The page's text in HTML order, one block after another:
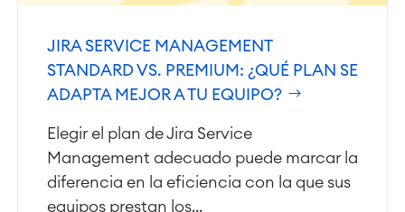
Planificación del tiempo
LMS / eLearning
ERP Soluciones
Informes y paneles de control
Service Management
Gestión de servicios IT & CMDB
JIRA SERVICE MANAGEMENT
STANDARD VS. PREMIUM: ¿QUÉ PLAN SE
ADAPTA MEJOR A TU EQUIPO?
Elegir el plan de Jira Service
Management adecuado puede marcar la
diferencia en la eficiencia con la que sus
equipos prestan los...